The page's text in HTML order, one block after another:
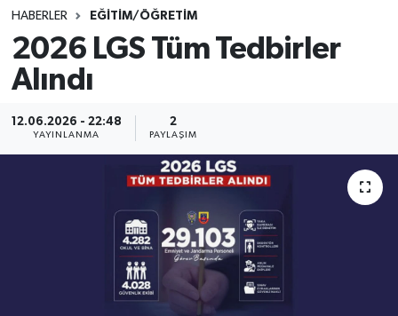
HABERLER EĞİTİM/ÖĞRETİM
2026 LGS Tüm Tedbirler
Alındı
12.06.2026 - 22:48
YAYINLANMA
2
PAYLAŞIM
YARIŞMA/ETKİNLİKLER
ANKET
MEVZUAT/KARARLAR